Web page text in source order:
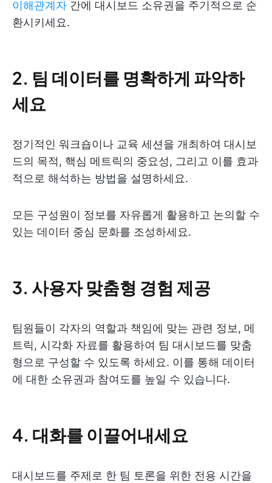
이해관계자 간에 대시보드 소유권을 주기적으로 순
환시키세요.
2. 팀 데이터를 명확하게 파악하
세요
정기적인 워크숍이나 교육 세션을 개최하여 대시보
드의 목적, 핵심 메트릭의 중요성, 그리고 이를 효과
적으로 해석하는 방법을 설명하세요.
모든 구성원이 정보를 자유롭게 활용하고 논의할 수
있는 데이터 중심 문화를 조성하세요.
3. 사용자 맞춤형 경험 제공
팀원들이 각자의 역할과 책임에 맞는 관련 정보, 메
트릭, 시각화 자료를 활용하여 팀 대시보드를 맞춤
형으로 구성할 수 있도록 하세요. 이를 통해 데이터
에 대한 소유권과 참여도를 높일 수 있습니다.
4. 대화를 이끌어내세요
대시보드를 주제로 한 팀 토론을 위한 전용 시간을